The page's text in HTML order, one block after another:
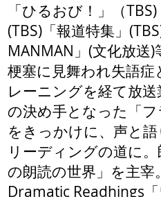
「ひるおび！」（
(TBS)「報道特集」
MANMAN」(文化放送
梗塞に見舞われ失語症
レーニングを経て放
の決め手となった「
をきっかけに、声と
リーディングの道に
の朗読の世界」を主宰。
Dramatic Readhings